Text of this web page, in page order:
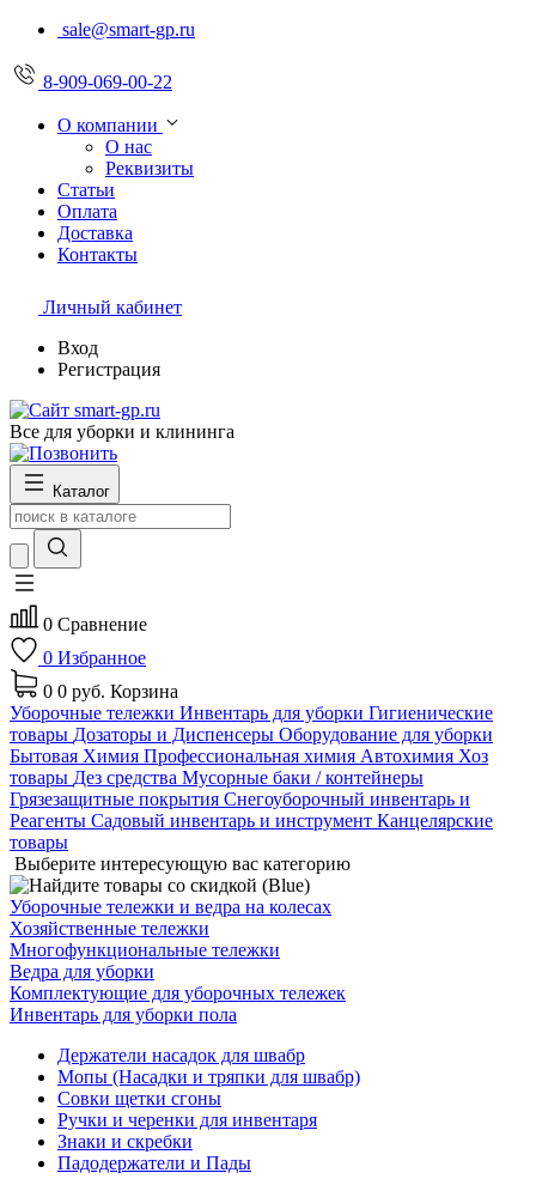
sale@smart-gp.ru
8-909-069-00-22
О компании
О нас
Реквизиты
Статьи
Оплата
Доставка
Контакты
Личный кабинет
Вход
Регистрация
Все для уборки и клининга
Каталог
0 Сравнение
0 Избранное
0 0 руб. Корзина
Уборочные тележки Инвентарь для уборки Гигиенические
товары Дозаторы и Диспенсеры Оборудование для уборки
Бытовая Химия Профессиональная химия Автохимия Хоз
товары Дез средства Мусорные баки / контейнеры
Грязезащитные покрытия Снегоуборочный инвентарь и
Реагенты Садовый инвентарь и инструмент Канцелярские
товары
Выберите интересующую вас категорию
Уборочные тележки и ведра на колесах
Хозяйственные тележки
Многофункциональные тележки
Ведра для уборки
Комплектующие для уборочных тележек
Инвентарь для уборки пола
Держатели насадок для швабр
Мопы (Насадки и тряпки для швабр)
Совки щетки сгоны
Ручки и черенки для инвентаря
Знаки и скребки
Падодержатели и Пады